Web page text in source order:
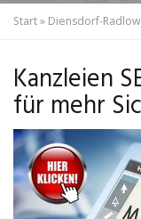
Start» Diensdorf-Radlow
Kanzleien
für mehr